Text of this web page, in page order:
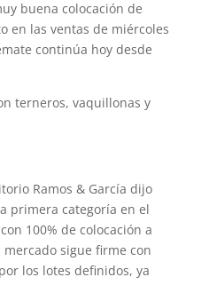
buena colocación de
en las ventas de miércoles
continúa hoy desde
terneros, vaquillonas y
Ramos & García dijo
primera categoría en el
100% de colocación a
mercado sigue firme con
los lotes definidos, ya